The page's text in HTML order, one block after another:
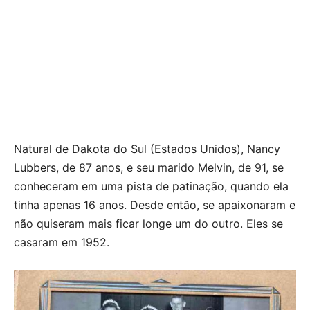
Natural de Dakota do Sul (Estados Unidos), Nancy
Lubbers, de 87 anos, e seu marido Melvin, de 91, se
conheceram em uma pista de patinação, quando ela
tinha apenas 16 anos. Desde então, se apaixonaram e
não quiseram mais ficar longe um do outro. Eles se
casaram em 1952.